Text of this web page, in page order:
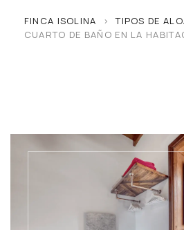
FINCA ISOLINA > TIPOS DE
CUARTO DE BAÑO EN LA